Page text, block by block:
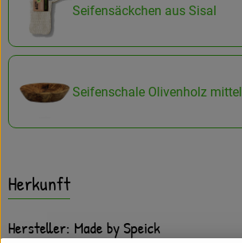
Seifensäckchen aus Sisal
Seifenschale Olivenholz mittel
Herkunft
Hersteller: Made by Speick